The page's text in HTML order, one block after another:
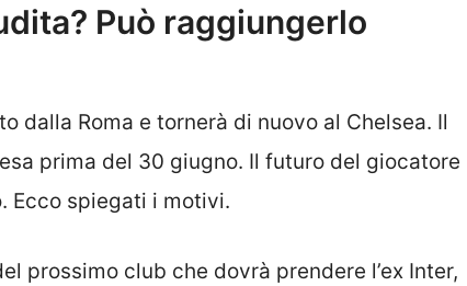
Può raggiungerlo
dalla Roma e tornerà di nuovo al Chelsea. Il
prima del 30 giugno. Il futuro del giocatore
Ecco spiegati i motivi.
prossimo club che dovrà prendere l’ex Inter,